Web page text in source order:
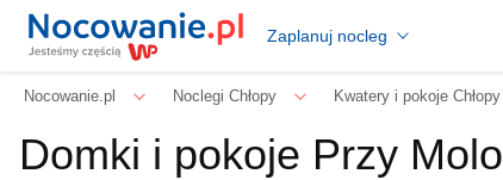
Zaplanuj nocleg
Nocowanie.pl Noclegi Chłopy Kwatery i pokoje Chłopy
Domki i pokoje Przy Molo